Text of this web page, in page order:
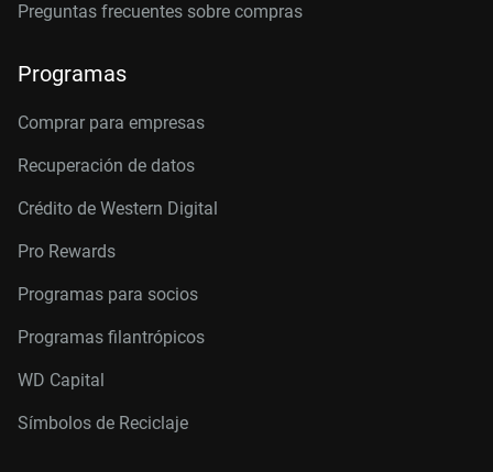
Preguntas frecuentes sobre compras
Programas
Comprar para empresas
Recuperación de datos
Crédito de Western Digital
Pro Rewards
Programas para socios
Programas filantrópicos
WD Capital
Símbolos de Reciclaje